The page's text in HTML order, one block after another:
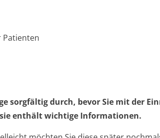
sorgfältig durch, bevor Sie mit der
enthält wichtige Informationen.